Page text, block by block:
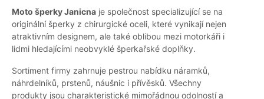
Moto šperky Janicna je společnost specializující se na
originální šperky z chirurgické oceli, které vynikají nejen
atraktivním designem, ale také oblibou mezi motorkáři i
lidmi hledajícími neobvyklé šperkařské doplňky.
Sortiment firmy zahrnuje pestrou nabídku náramků,
náhrdelníků, prstenů, náušnic i přívěsků. Všechny
produkty jsou charakteristické mimořádnou odolností a